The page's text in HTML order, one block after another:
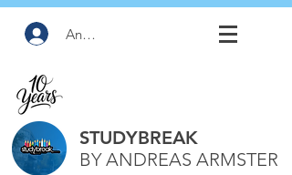
Anmelden
STUDYBREAK
BY ANDREAS ARMSTER